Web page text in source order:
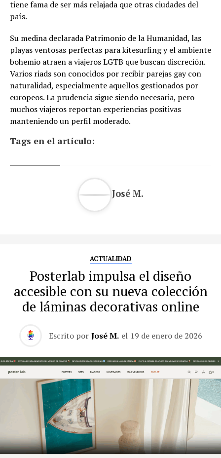
tiene fama de ser más relajada que otras ciudades del
país.
Su medina declarada Patrimonio de la Humanidad, las
playas ventosas perfectas para kitesurfing y el ambiente
bohemio atraen a viajeros LGTB que buscan discreción.
Varios riads son conocidos por recibir parejas gay con
naturalidad, especialmente aquellos gestionados por
europeos. La prudencia sigue siendo necesaria, pero
muchos viajeros reportan experiencias positivas
manteniendo un perfil moderado.
Tags en el artículo:
José M.
ACTUALIDAD
Posterlab impulsa el diseño
accesible con su nueva colección
de láminas decorativas online
Escrito por José M. el 19 de enero de 2026